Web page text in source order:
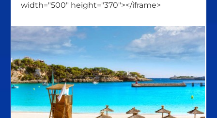
width="500" height="370"></iframe>